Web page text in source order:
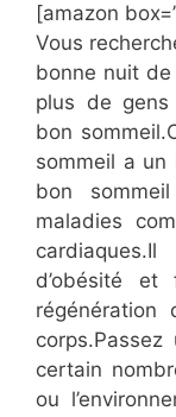
[amazon
Vous
bonne nuit de
plus de gens
bon
sommeil a
bon
maladies
d’obésité
régénération
certain
ou